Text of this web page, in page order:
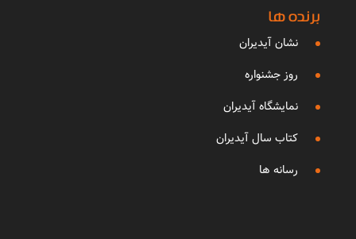
برنده ها
نشان آیدیران
روز جشنواره
نمایشگاه آیدیران
کتاب سال آیدیران
رسانه ها